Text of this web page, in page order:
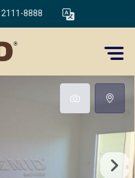
8888